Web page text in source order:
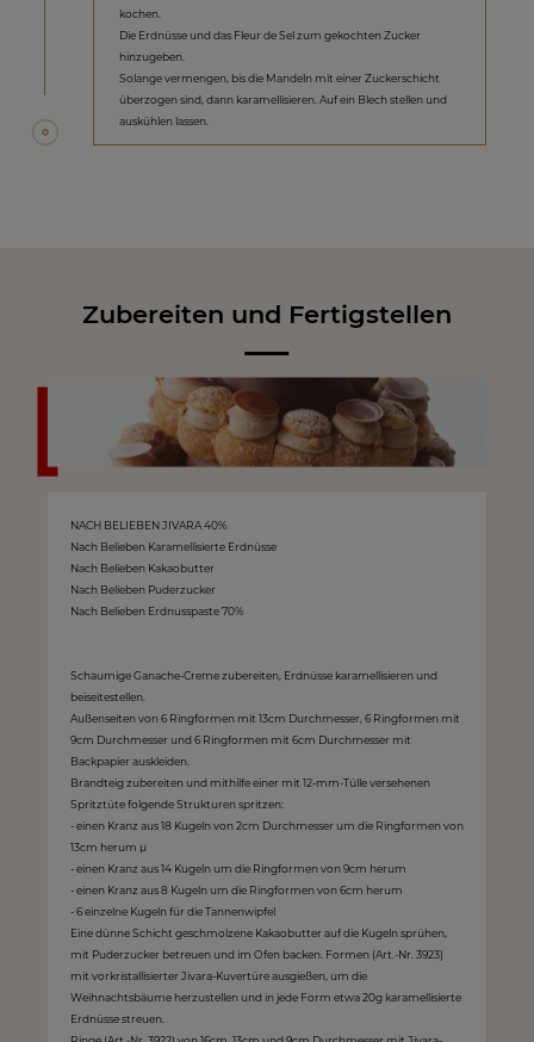
kochen.
Die Erdnüsse und das Fleur de Sel zum gekochten Zucker
hinzugeben.
Solange vermengen, bis die Mandeln mit einer Zuckerschicht
überzogen sind, dann karamellisieren. Auf ein Blech stellen und
auskühlen lassen.
Zubereiten und Fertigstellen
NACH BELIEBEN JIVARA 40%
Nach Belieben Karamellisierte Erdnüsse
Nach Belieben Kakaobutter
Nach Belieben Puderzucker
Nach Belieben Erdnusspaste 70%
Schaumige Ganache-Creme zubereiten, Erdnüsse karamellisieren und
beiseitestellen.
Außenseiten von 6 Ringformen mit 13cm Durchmesser, 6 Ringformen mit
9cm Durchmesser und 6 Ringformen mit 6cm Durchmesser mit
Backpapier auskleiden.
Brandteig zubereiten und mithilfe einer mit 12-mm-Tülle versehenen
Spritztüte folgende Strukturen spritzen:
- einen Kranz aus 18 Kugeln von 2cm Durchmesser um die Ringformen von
13cm herum µ
- einen Kranz aus 14 Kugeln um die Ringformen von 9cm herum
- einen Kranz aus 8 Kugeln um die Ringformen von 6cm herum
- 6 einzelne Kugeln für die Tannenwipfel
Eine dünne Schicht geschmolzene Kakaobutter auf die Kugeln sprühen,
mit Puderzucker betreuen und im Ofen backen. Formen (Art.-Nr. 3923)
mit vorkristallisierter Jivara-Kuvertüre ausgießen, um die
Weihnachtsbäume herzustellen und in jede Form etwa 20g karamellisierte
Erdnüsse streuen.